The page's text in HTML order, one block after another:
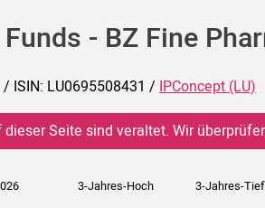
- BZ Fine
/ ISIN: LU0695508431 / IPConcept (LU)
Seite sind veraltet. Wir
3-Jahres-Hoch 3-Jahres-Tief